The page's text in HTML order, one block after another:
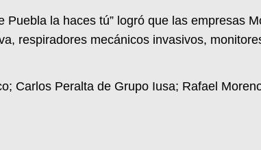
la haces tú” logró que las empresas
respiradores mecánicos invasivos,
Carlos Peralta de Grupo Iusa; Rafael